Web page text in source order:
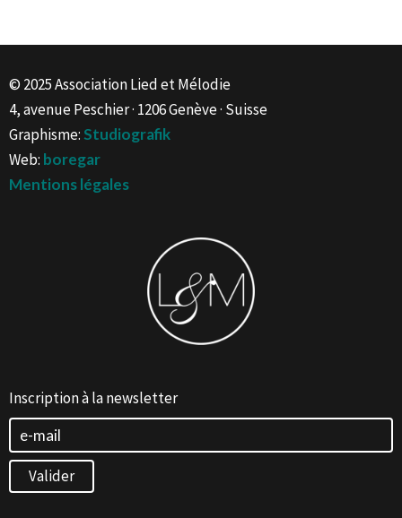
© 2025 Association Lied et Mélodie
4, avenue Peschier · 1206 Genève · Suisse
Graphisme:Studiografik
Web: boregar
Mentions légales
Inscription à la newsletter